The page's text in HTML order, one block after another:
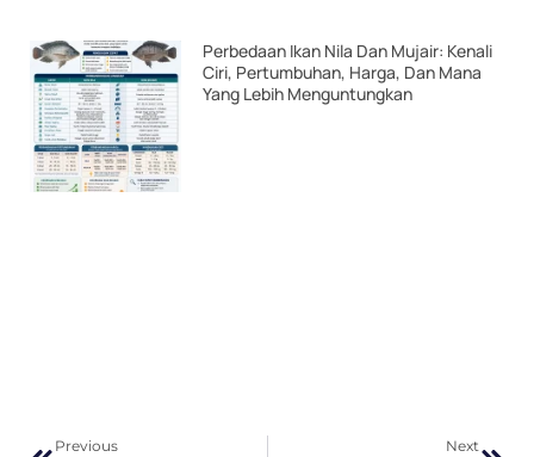
Perbedaan Ikan Nila Dan Mujair: Kenali
Ciri, Pertumbuhan, Harga, Dan Mana
Yang Lebih Menguntungkan
Previous Next